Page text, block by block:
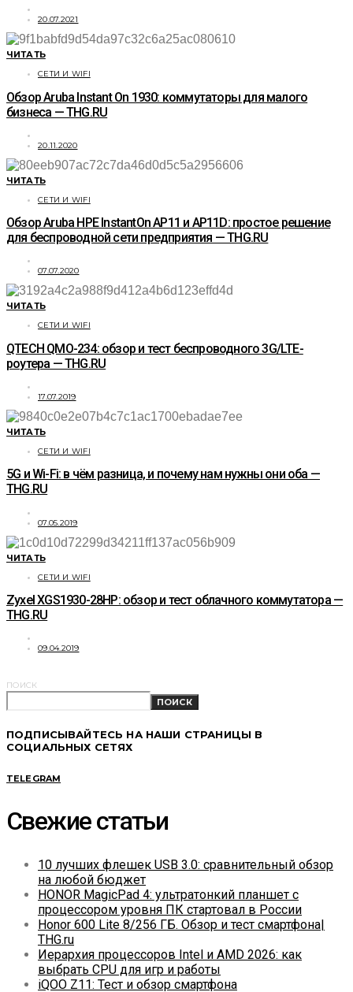
20.07.2021
ЧИТАТЬ
СЕТИ И WIFI
Обзор Aruba Instant On 1930: коммутаторы для малого
бизнеса — THG.RU
20.11.2020
ЧИТАТЬ
СЕТИ И WIFI
Обзор Aruba HPE InstantOn АР11 и AP11D: простое решение
для беспроводной сети предприятия — THG.RU
07.07.2020
ЧИТАТЬ
СЕТИ И WIFI
QTECH QMO-234: обзор и тест беспроводного 3G/LTE-
роутера — THG.RU
17.07.2019
ЧИТАТЬ
СЕТИ И WIFI
5G и Wi-Fi: в чём разница, и почему нам нужны они оба —
THG.RU
07.05.2019
ЧИТАТЬ
СЕТИ И WIFI
Zyxel XGS1930-28HP: обзор и тест облачного коммутатора —
THG.RU
09.04.2019
ПОИСК
ПОИСК
ПОДПИСЫВАЙТЕСЬ НА НАШИ СТРАНИЦЫ В
СОЦИАЛЬНЫХ СЕТЯХ
TELEGRAM
Свежие статьи
10 лучших флешек USB 3.0: сравнительный обзор
на любой бюджет
HONOR MagicPad 4: ультратонкий планшет с
процессором уровня ПК стартовал в России
Honor 600 Lite 8/256 ГБ. Обзор и тест смартфона|
THG.ru
Иерархия процессоров Intel и AMD 2026: как
выбрать CPU для игр и работы
iQOO Z11: Тест и обзор смартфона